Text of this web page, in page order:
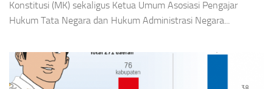
Konstitusi (MK) sekaligus Ketua Umum Asosiasi Pengajar
Hukum Tata Negara dan Hukum Administrasi Negara...